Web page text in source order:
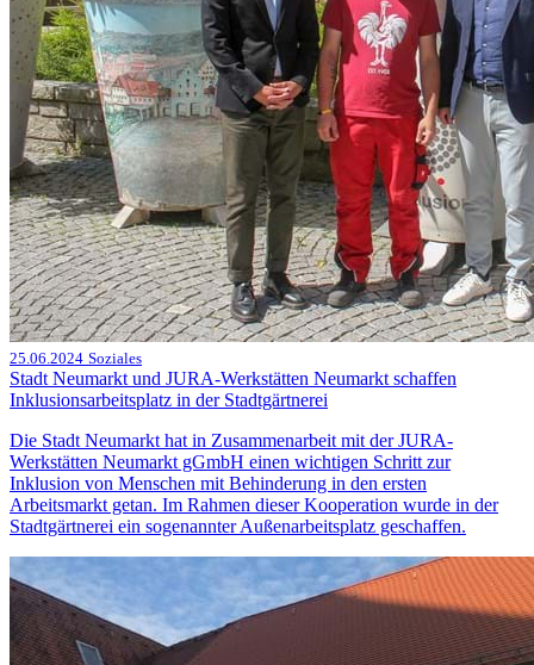
25.06.2024 Soziales
Stadt Neumarkt und JURA-Werkstätten Neumarkt schaffen
Inklusionsarbeitsplatz in der Stadtgärtnerei
Die Stadt Neumarkt hat in Zusammenarbeit mit der JURA-
Werkstätten Neumarkt gGmbH einen wichtigen Schritt zur
Inklusion von Menschen mit Behinderung in den ersten
Arbeitsmarkt getan. Im Rahmen dieser Kooperation wurde in der
Stadtgärtnerei ein sogenannter Außenarbeitsplatz geschaffen.